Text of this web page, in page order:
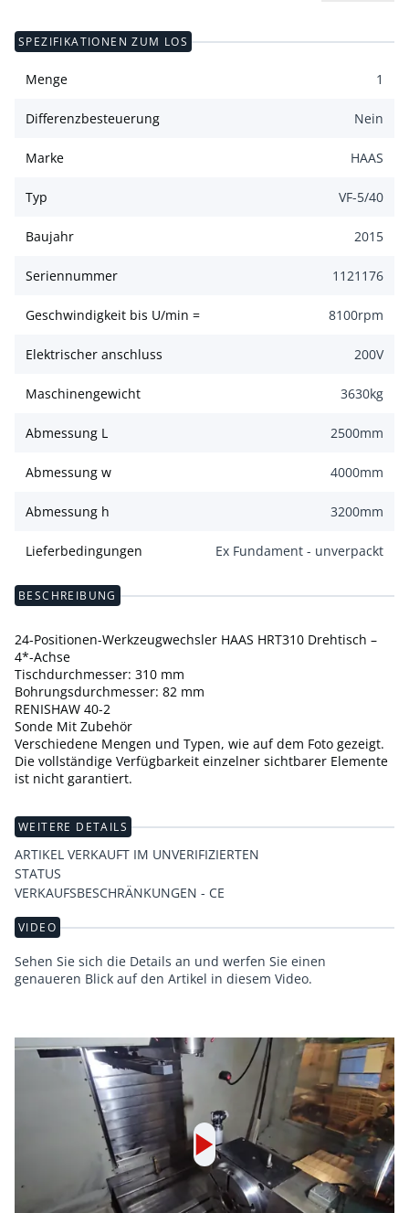
SPEZIFIKATIONEN ZUM LOS
Menge 1
Differenzbesteuerung Nein
Marke HAAS
Typ VF-5/40
Baujahr 2015
Seriennummer 1121176
Geschwindigkeit bis U/min = 8100rpm
Elektrischer anschluss 200V
Maschinengewicht 3630kg
Abmessung L 2500mm
Abmessung w 4000mm
Abmessung h 3200mm
Lieferbedingungen Ex Fundament - unverpackt
BESCHREIBUNG
24-Positionen-Werkzeugwechsler HAAS HRT310 Drehtisch –
4*-Achse
Tischdurchmesser: 310 mm
Bohrungsdurchmesser: 82 mm
RENISHAW 40-2
Sonde Mit Zubehör
Verschiedene Mengen und Typen, wie auf dem Foto gezeigt.
Die vollständige Verfügbarkeit einzelner sichtbarer Elemente
ist nicht garantiert.
WEITERE DETAILS
ARTIKEL VERKAUFT IM UNVERIFIZIERTEN
STATUS
VERKAUFSBESCHRÄNKUNGEN - CE
VIDEO
Sehen Sie sich die Details an und werfen Sie einen
genaueren Blick auf den Artikel in diesem Video.